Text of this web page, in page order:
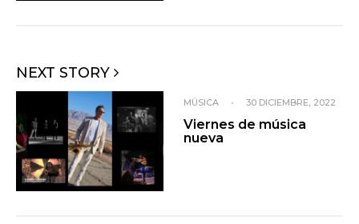
NEXT STORY
MÚSICA • 30 DICIEMBRE, 2022
Viernes de música
nueva